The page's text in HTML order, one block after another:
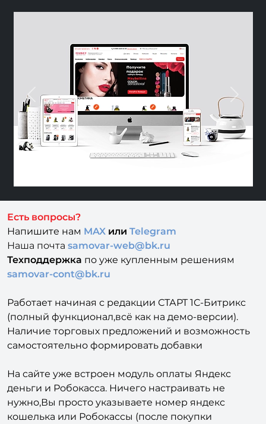
Previous Next
Есть вопросы?
Напишите нам MAX или Telegram
Наша почта samovar-web@bk.ru
Техподдержка по уже купленным решениям
samovar-cont@bk.ru
Работает начиная с редакции СТАРТ 1С-Битрикс
(полный функционал,всё как на демо-версии).
Наличие торговых предложений и возможность
самостоятельно формировать добавки
На сайте уже встроен модуль оплаты Яндекс
деньги и Робокасса. Ничего настраивать не
нужно,Вы просто указываете номер яндекс
кошелька или Робокассы (после покупки